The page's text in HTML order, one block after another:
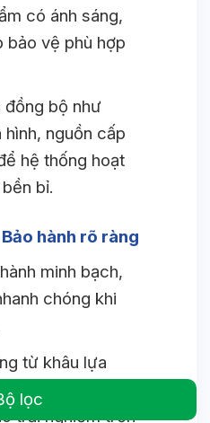
có ánh sáng,
bảo vệ phù hợp
đồng bộ như
hình, nguồn cấp
hệ thống hoạt
bỉ.
hành rõ ràng
minh bạch,
chóng khi
từ khâu lựa
đặt cho đến
trải nghiệm trọn
lọc